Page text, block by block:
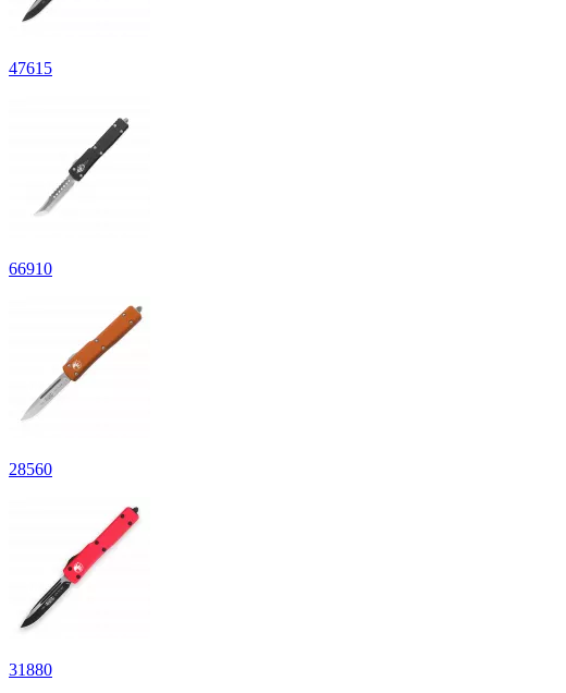
47615
66910
28560
31880